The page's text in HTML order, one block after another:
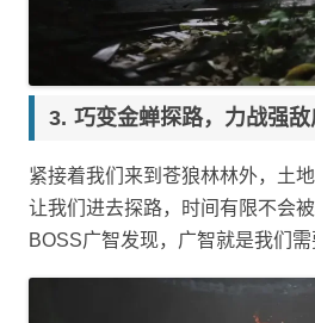
巧变金蝉探路，力战强敌
紧接着我们来到苍狼林林外，土
让我们进去探路，时间有限不会
BOSS广智发现，广智就是我们需